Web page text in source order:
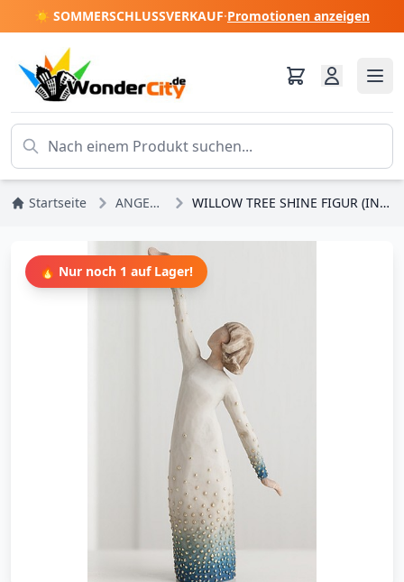
☀️ SOMMERSCHLUSSVERKAUF·Promotionen anzeigen
Startseite ANGEBOTE WILLOW TREE SHINE FIGUR (INNENGLANZ)
🔥 Nur noch 1 auf Lager!